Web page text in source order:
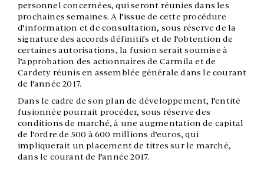
personnel concernées, qui seront réunies dans les
prochaines semaines. A l’issue de cette procédure
d’information et de consultation, sous réserve de la
signature des accords définitifs et de l’obtention de
certaines autorisations, la fusion serait soumise à
l’approbation des actionnaires de Carmila et de
Cardety réunis en assemblée générale dans le courant
de l’année 2017.
Dans le cadre de son plan de développement, l’entité
fusionnée pourrait procéder, sous réserve des
conditions de marché, à une augmentation de capital
de l’ordre de 500 à 600 millions d’euros, qui
impliquerait un placement de titres sur le marché,
dans le courant de l’année 2017.